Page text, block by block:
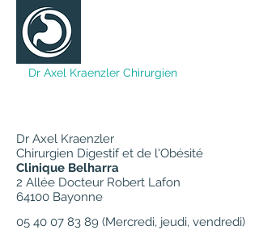
Dr Axel Kraenzler Chirurgien
Dr Axel Kraenzler
Chirurgien Digestif et de l'Obésité
Clinique Belharra
2 Allée Docteur Robert Lafon
64100 Bayonne
05 40 07 83 89 (Mercredi, jeudi, vendredi)